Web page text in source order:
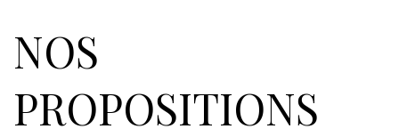
NOS
PROPOSITIONS